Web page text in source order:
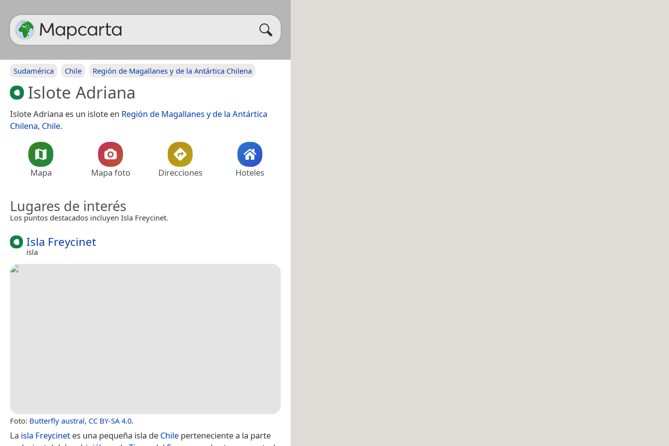
Sudamérica Chile Región de Magallanes y de la Antártica Chilena
Islote Adriana
Islote Adriana es un islote en Región de Magallanes y de la Antártica
Chilena, Chile.
Mapa Mapa foto Direcciones Hoteles
Lugares de interés
Los puntos destacados incluyen Isla Freycinet.
Isla Freycinet
isla
Foto: Butterfly austral, CC BY-SA 4.0.
La isla Freycinet es una pequeña isla de Chile perteneciente a la parte